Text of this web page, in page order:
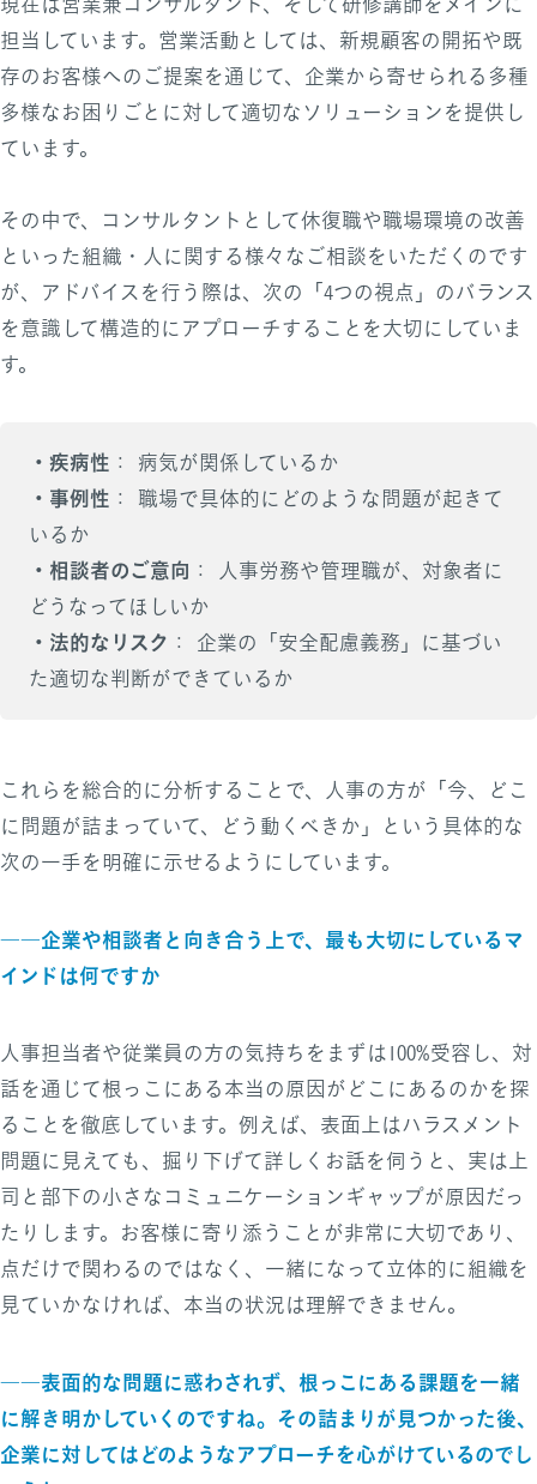
担当しています。営業活動としては、新規顧客の開拓や既
存のお客様へのご提案を通じて、企業から寄せられる多種
多様なお困りごとに対して適切なソリューションを提供し
ています。
その中で、コンサルタントとして休復職や職場環境の改善
といった組織・人に関する様々なご相談をいただくのです
が、アドバイスを行う際は、次の「4つの視点」のバランス
を意識して構造的にアプローチすることを大切にしていま
す。
・疾病性 ： 病気が関係しているか
・事例性 ： 職場で具体的にどのような問題が起きて
いるか
・相談者のご意向 ： 人事労務や管理職が、対象者に
どうなってほしいか
・法的なリスク ： 企業の「安全配慮義務」に基づい
た適切な判断ができているか
これらを総合的に分析することで、人事の方が「今、どこ
に問題が詰まっていて、どう動くべきか」という具体的な
次の一手を明確に示せるようにしています。
――企業や相談者と向き合う上で、最も大切にしているマ
インドは何ですか
人事担当者や従業員の方の気持ちをまずは100%受容し、対
話を通じて根っこにある本当の原因がどこにあるのかを探
ることを徹底しています。例えば、表面上はハラスメント
問題に見えても、掘り下げて詳しくお話を伺うと、実は上
司と部下の小さなコミュニケーションギャップが原因だっ
たりします。お客様に寄り添うことが非常に大切であり、
点だけで関わるのではなく、一緒になって立体的に組織を
見ていかなければ、本当の状況は理解できません。
――表面的な問題に惑わされず、根っこにある課題を一緒
に解き明かしていくのですね。その詰まりが見つかった後、
企業に対してはどのようなアプローチを心がけているのでし